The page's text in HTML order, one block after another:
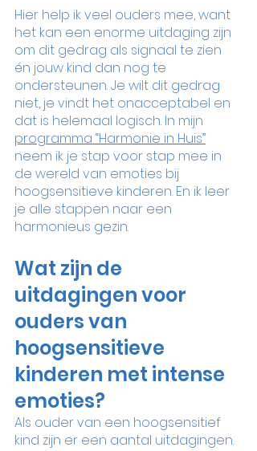
Hier help ik veel ouders mee, want
het kan een enorme uitdaging zijn
om dit gedrag als signaal te zien
én jouw kind dan nog te
ondersteunen. Je wilt dit gedrag
niet, je vindt het onacceptabel en
dat is helemaal logisch. In mijn
programma “Harmonie in Huis”
neem ik je stap voor stap mee in
de wereld van emoties bij
hoogsensitieve kinderen. En ik leer
je alle stappen naar een
harmonieus gezin.
Wat zijn de
uitdagingen voor
ouders van
hoogsensitieve
kinderen met intense
emoties?
Als ouder van een hoogsensitief
kind zijn er een aantal uitdagingen.